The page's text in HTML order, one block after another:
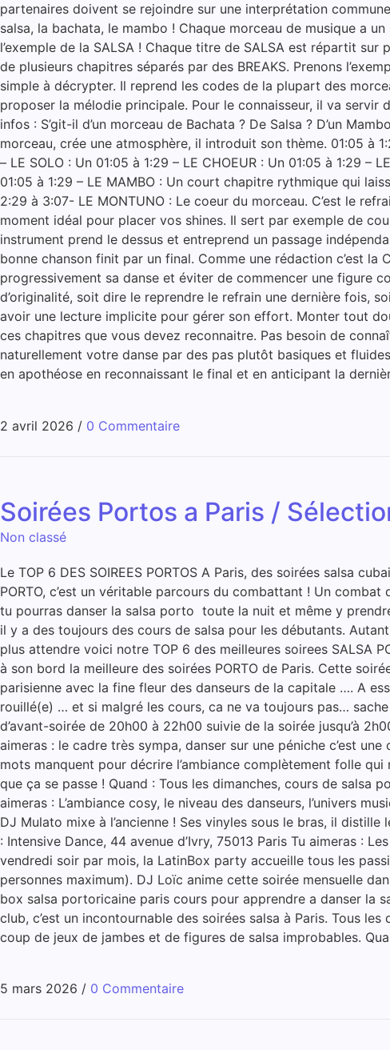
partenaires doivent se rejoindre sur une interprétation
salsa, la bachata, le mambo ! Chaque morceau de musique a
l’exemple de la SALSA ! Chaque titre de SALSA est répartit
de plusieurs chapitres séparés par des BREAKS. Prenons
simple à décrypter. Il reprend les codes de la plupart des
proposer la mélodie principale. Pour le connaisseur, il va
infos : S’git-il d’un morceau de Bachata ? De Salsa ? D’un
morceau, crée une atmosphère, il introduit son thème. 01:05 à
– LE SOLO : Un 01:05 à 1:29 – LE CHOEUR : Un 01:05 à 1:29
01:05 à 1:29 – LE MAMBO : Un court chapitre rythmique qui
2:29 à 3:07- LE MONTUNO : Le coeur du morceau. C’est le
moment idéal pour placer vos shines. Il sert par exemple de
instrument prend le dessus et entreprend un passage
bonne chanson finit par un final. Comme une rédaction c’est la
progressivement sa danse et éviter de commencer une figure
d’originalité, soit dire le reprendre le refrain une dernière fois,
avoir une lecture implicite pour gérer son effort. Monter tout
ces chapitres que vous devez reconnaitre. Pas besoin de
naturellement votre danse par des pas plutôt basiques et
en apothéose en reconnaissant le final et en anticipant la
2 avril 2026 / 0 Commentaire
Soirées Portos a Paris /
Non classé
Le TOP 6 DES SOIREES PORTOS A Paris, des soirées salsa
PORTO, c’est un véritable parcours du combattant ! Un
tu pourras danser la salsa porto toute la nuit et même y
il y a des toujours des cours de salsa pour les débutants.
plus attendre voici notre TOP 6 des meilleures soirees SALSA
à son bord la meilleure des soirées PORTO de Paris. Cette
parisienne avec la fine fleur des danseurs de la capitale …. A
rouillé(e) … et si malgré les cours, ca ne va toujours pas…
d’avant-soirée de 20h00 à 22h00 suivie de la soirée jusqu’à
aimeras : le cadre très sympa, danser sur une péniche c’est
mots manquent pour décrire l’ambiance complètement folle
que ça se passe ! Quand : Tous les dimanches, cours de salsa
aimeras : L’ambiance cosy, le niveau des danseurs, l’univers
DJ Mulato mixe à l’ancienne ! Ses vinyles sous le bras, il
: Intensive Dance, 44 avenue d’Ivry, 75013 Paris Tu aimeras :
vendredi soir par mois, la LatinBox party accueille tous les
personnes maximum). DJ Loïc anime cette soirée mensuelle
box salsa portoricaine paris cours pour apprendre a danser la
club, c’est un incontournable des soirées salsa à Paris. Tous
coup de jeux de jambes et de figures de salsa improbables.
5 mars 2026 / 0 Commentaire